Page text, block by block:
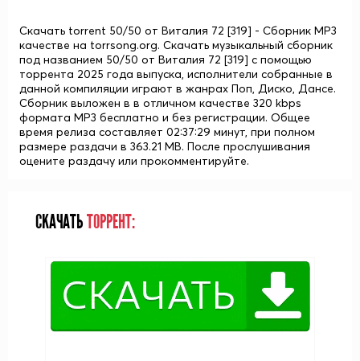
Скачать torrent 50/50 от Виталия 72 [319] - Сборник MP3
качестве на torrsong.org. Скачать музыкальный сборник
под названием 50/50 от Виталия 72 [319] с помощью
торрента 2025 года выпуска, исполнители собранные в
данной компиляции играют в жанрах Поп, Диско, Дансе.
Сборник выложен в в отличном качестве 320 kbps
формата MP3 бесплатно и без регистрации. Общее
время релиза составляет 02:37:29 минут, при полном
размере раздачи в 363.21 MB. После прослушивания
оцените раздачу или прокомментируйте.
СКАЧАТЬТОРРЕНТ: